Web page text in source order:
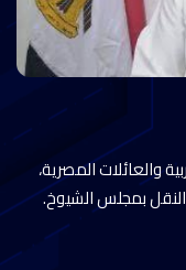
والعائلات المصرية،
بمجلس الشيوخ.